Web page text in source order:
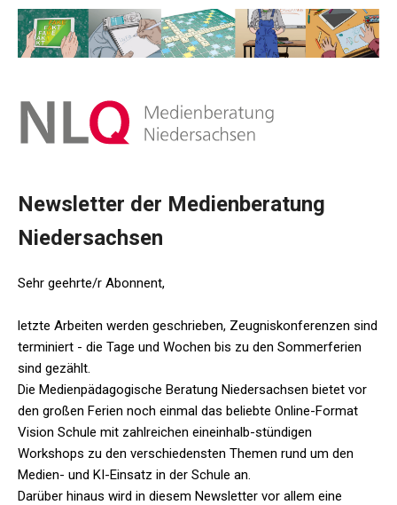
Newsletter der Medienberatung
Niedersachsen
Sehr geehrte/r Abonnent,
letzte Arbeiten werden geschrieben, Zeugniskonferenzen sind
terminiert - die Tage und Wochen bis zu den Sommerferien
sind gezählt.
Die Medienpädagogische Beratung Niedersachsen bietet vor
den großen Ferien noch einmal das beliebte Online-Format
Vision Schule mit zahlreichen eineinhalb-stündigen
Workshops zu den verschiedensten Themen rund um den
Medien- und KI-Einsatz in der Schule an.
Darüber hinaus wird in diesem Newsletter vor allem eine